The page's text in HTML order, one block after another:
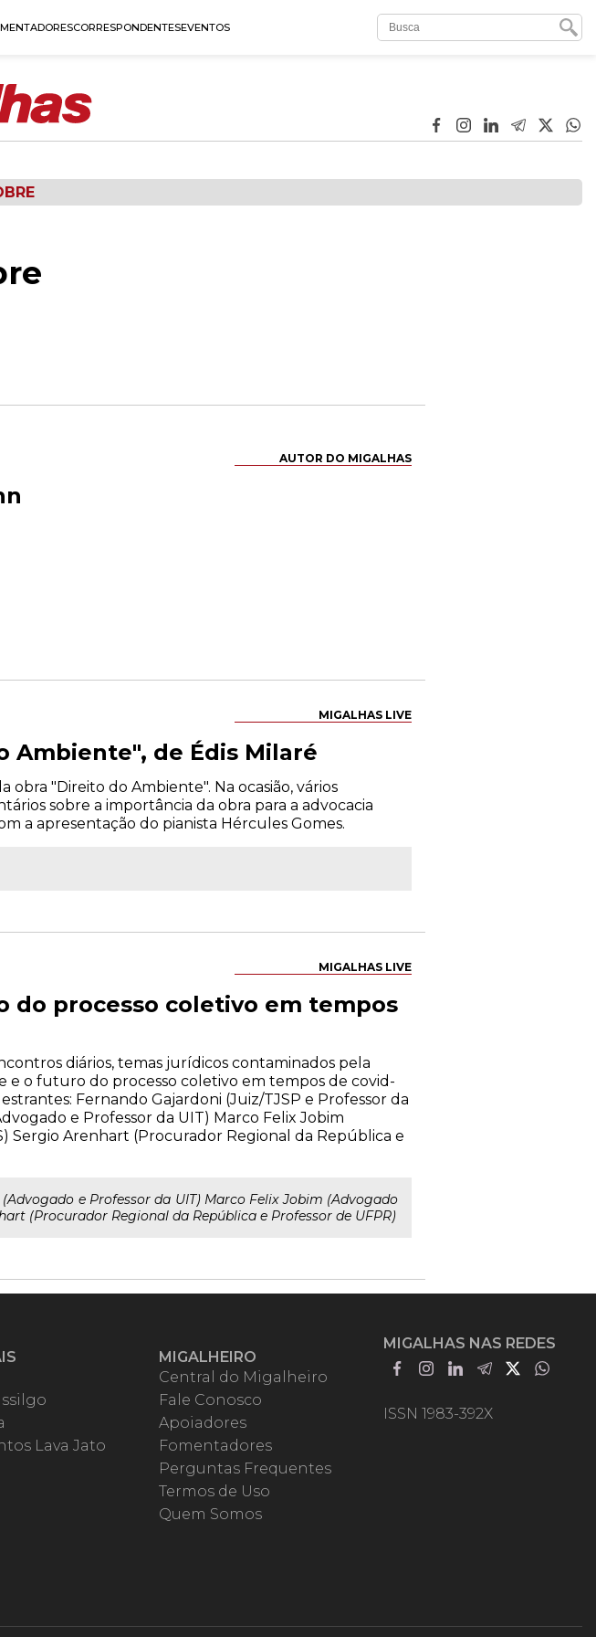
CORRESPONDENTESEVENTOS
AUTOR DO MIGALHAS
MIGALHAS LIVE
Ambiente", de Édis Milaré
obra "Direito do Ambiente". Na ocasião, vários
sobre a importância da obra para a advocacia
a apresentação do pianista Hércules Gomes.
MIGALHAS LIVE
do processo coletivo em tempos
diários, temas jurídicos contaminados pela
e o futuro do processo coletivo em tempos de covid-
Fernando Gajardoni (Juiz/TJSP e Professor da
e Professor da UIT) Marco Felix Jobim
Sergio Arenhart (Procurador Regional da República e
e Professor da UIT) Marco Felix Jobim (Advogado
(Procurador Regional da República e Professor de UFPR)
Lava Jato
MIGALHEIRO
Central do Migalheiro
Fale Conosco
Apoiadores
Fomentadores
Perguntas Frequentes
Termos de Uso
Quem Somos
MIGALHAS NAS REDES
ISSN 1983-392X